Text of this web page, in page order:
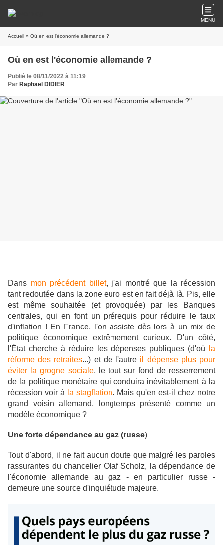
MENU
Accueil » Où en est l'économie allemande ?
Où en est l'économie allemande ?
Publié le 08/11/2022 à 11:19
Par Raphaël DIDIER
Dans mon précédent billet, j'ai montré que la récession
tant redoutée dans la zone euro est en fait déjà là. Pis, elle
est même souhaitée (et provoquée) par les Banques
centrales, qui en font un prérequis pour réduire le taux
d'inflation ! En France, l'on assiste dès lors à un mix de
politique économique extrêmement curieux. D'un côté,
l'État cherche à réduire les dépenses publiques (d'où
la
réforme des retraites...) et de l'autre il dépense plus pour
éviter la grogne sociale, le tout sur fond de resserrement
de la politique monétaire qui conduira inévitablement à la
récession voir à la stagflation. Mais qu'en est-il chez notre
grand voisin allemand, longtemps présenté comme un
modèle économique ?
Une forte dépendance au gaz (russe)
Tout d'abord, il ne fait aucun doute que malgré les paroles
rassurantes du chancelier Olaf Scholz, la dépendance de
l'économie allemande au gaz - en particulier russe -
demeure une source d'inquiétude majeure.